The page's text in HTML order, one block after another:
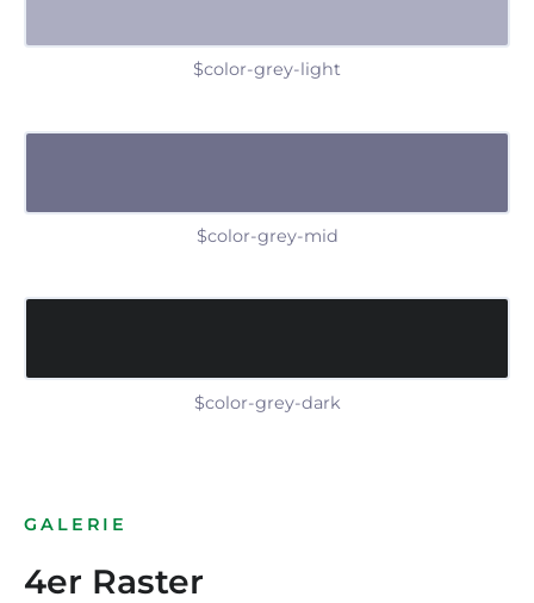
$color-grey-light
$color-grey-mid
$color-grey-dark
GALERIE
4er Raster